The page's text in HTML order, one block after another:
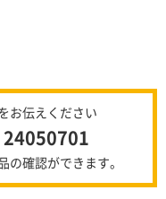
お伝えください
24050701
の確認ができます。